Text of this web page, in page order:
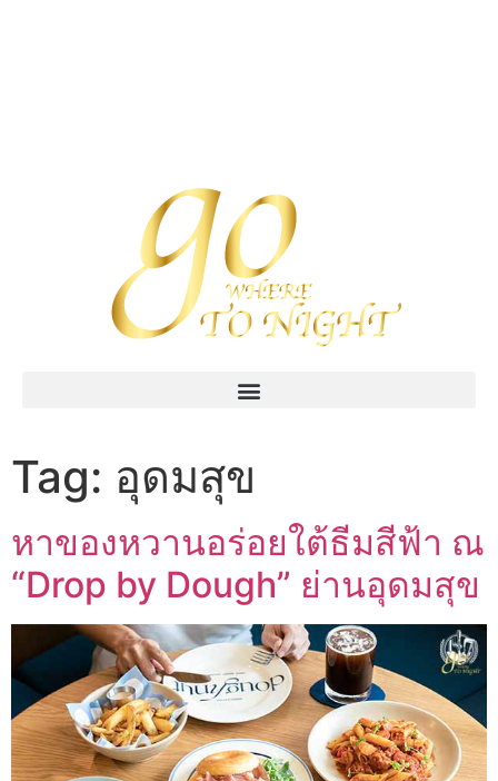
Tag: อุดมสุข
หาของหวานอร่อยใต้ธีมสีฟ้า ณ
“Drop by Dough” ย่านอุดมสุข